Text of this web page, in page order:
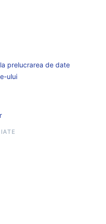
prelucrarea de date
ului